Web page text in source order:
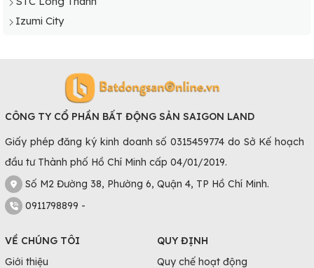
Izumi City
CÔNG TY CỔ PHẦN BẤT ĐỘNG SẢN SAIGON LAND
Giấy phép đăng ký kinh doanh số 0315459774 do Sở Kế hoạch
đầu tư Thành phố Hồ Chí Minh cấp 04/01/2019.
Số M2 Đường 38, Phường 6, Quận 4, TP Hồ Chí Minh.
0911798899 -
VỀ CHÚNG TÔI
Giới thiệu
QUY ĐỊNH
Quy chế hoạt động